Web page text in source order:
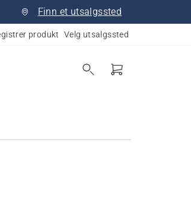
Finn et utsalgssted
produkt Velg utsalgssted